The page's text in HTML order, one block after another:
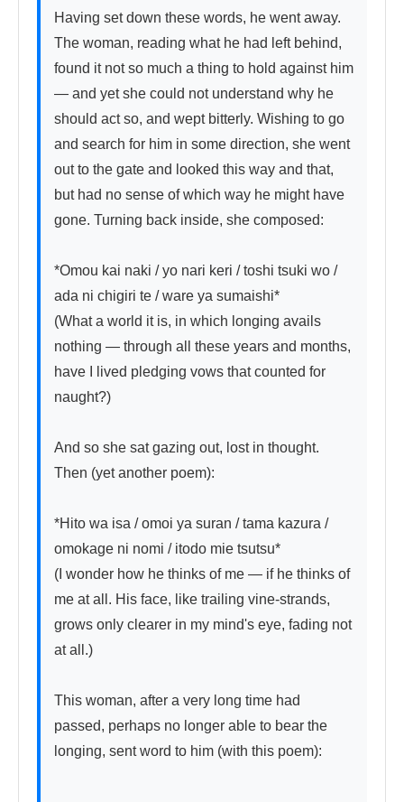
Having set down these words, he went away.
The woman, reading what he had left behind,
found it not so much a thing to hold against him
— and yet she could not understand why he
should act so, and wept bitterly. Wishing to go
and search for him in some direction, she went
out to the gate and looked this way and that,
but had no sense of which way he might have
gone. Turning back inside, she composed:
*Omou kai naki / yo nari keri / toshi tsuki wo /
ada ni chigiri te / ware ya sumaishi*
(What a world it is, in which longing avails
nothing — through all these years and months,
have I lived pledging vows that counted for
naught?)
And so she sat gazing out, lost in thought.
Then (yet another poem):
*Hito wa isa / omoi ya suran / tama kazura /
omokage ni nomi / itodo mie tsutsu*
(I wonder how he thinks of me — if he thinks of
me at all. His face, like trailing vine-strands,
grows only clearer in my mind's eye, fading not
at all.)
This woman, after a very long time had
passed, perhaps no longer able to bear the
longing, sent word to him (with this poem):